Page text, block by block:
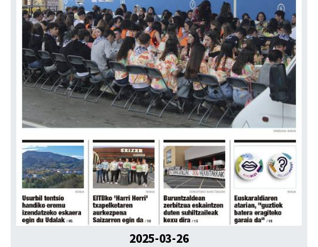
2025-03-26